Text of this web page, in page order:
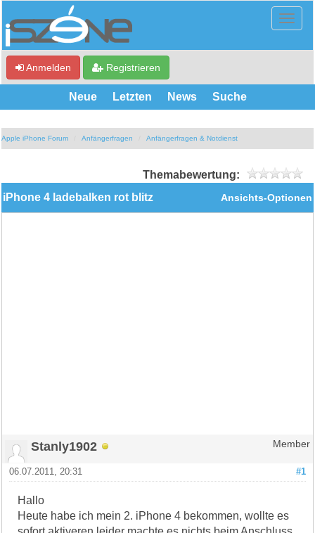
Anmelden Registrieren
Neue Letzten News Suche
Apple iPhone Forum Anfängerfragen Anfängerfragen & Notdienst
Themabewertung:
Ansichts-Optionen
iPhone 4 ladebalken rot blitz
Stanly1902 Member
#1
06.07.2011, 20:31
Hallo
Heute habe ich mein 2. iPhone 4 bekommen, wollte es